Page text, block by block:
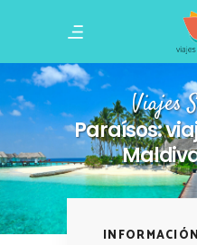
Viajes
Paraísos:
INFORMACIÓN